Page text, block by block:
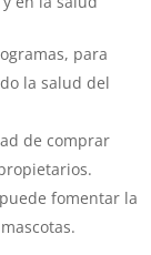
para
la salud del
de comprar
fomentar la